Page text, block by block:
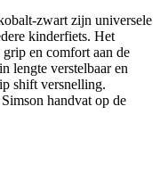
zwart zijn universele
kinderfiets. Het
en comfort aan de
lengte verstelbaar en
shift versnelling.
handvat op de